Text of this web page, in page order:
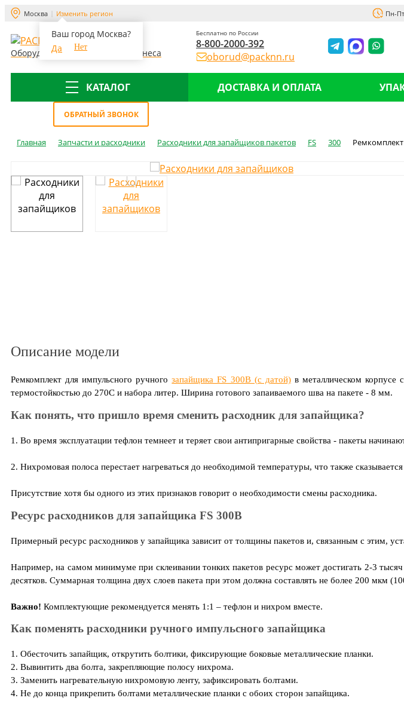
Москва Изменить регион
Ваш город Москва?
Да
Нет
Пн-
Оборудование для склада и бизнеса
Бесплатно по России
8-800-2000-392
oborud@packnn.ru
КАТАЛОГ ДОСТАВКА И ОПЛАТА
ОБРАТНЫЙ ЗВОНОК
Главная Запчасти и расходники Расходники для запайщиков пакетов FS 300
Описание модели
Ремкомплект для импульсного ручногозапайщика FS 300B (с датой)в металлическом корпусе
термостойкостью до 270С и набора литер. Ширина готового запаиваемого шва на пакете - 8 мм.
Как понять, что пришло время сменить расходник для запайщика?
1. Во время эксплуатации тефлон темнеет и теряет свои антипригарные свойства - пакеты
2. Нихромовая полоса перестает нагреваться до необходимой температуры, что также
Присутствие хотя бы одного из этих признаков говорит о необходимости смены расходника.
Ресурс расходников для запайщика FS 300B
Примерный ресурс расходников у запайщика зависит от толщины пакетов и, связанным с этим,
Например, на самом минимуме при склеивании тонких пакетов ресурс может достигать 2-3
десятков. Суммарная толщина двух слоев пакета при этом должна составлять не более 200 мкм
Важно! Комплектующие рекомендуется менять 1:1 – тефлон и нихром вместе.
Как поменять расходники ручного импульсного запайщика
1. Обесточить запайщик, открутить болтики, фиксирующие боковые металлические планки.
2. Вывинтить два болта, закрепляющие полосу нихрома.
3. Заменить нагревательную нихромовую ленту, зафиксировать болтами.
4. Не до конца прикрепить болтами металлические планки с обоих сторон запайщика.